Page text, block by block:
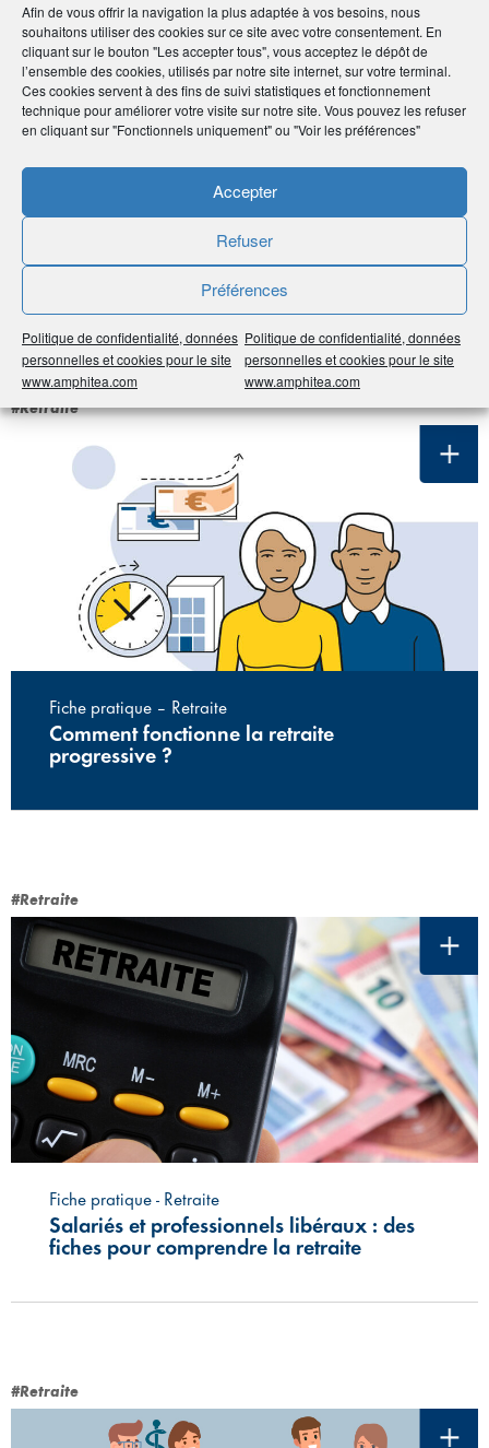
Afin de vous offrir la navigation la plus adaptée à vos besoins, nous
souhaitons utiliser des cookies sur ce site avec votre consentement. En
cliquant sur le bouton "Les accepter tous", vous acceptez le dépôt de
l’ensemble des cookies, utilisés par notre site internet, sur votre terminal.
Ces cookies servent à des fins de suivi statistiques et fonctionnement
technique pour améliorer votre visite sur notre site. Vous pouvez les refuser
en cliquant sur "Fonctionnels uniquement" ou "Voir les préférences"
Accepter
Refuser
Préférences
Politique de confidentialité, données
personnelles et cookies pour le site
www.amphitea.com
Politique de confidentialité, données
personnelles et cookies pour le site
www.amphitea.com
Fiche pratique - Santé
Comprendre nos dépenses de santé
#Retraite
Fiche pratique – Retraite
Comment fonctionne la retraite
progressive ?
#Retraite
Fiche pratique - Retraite
Salariés et professionnels libéraux : des
fiches pour comprendre la retraite
#Retraite